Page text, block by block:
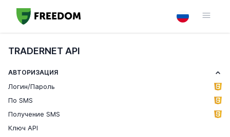
TRADERNET API
АВТОРИЗАЦИЯ
Логин/Пароль
По SMS
Получение SMS
Ключ API